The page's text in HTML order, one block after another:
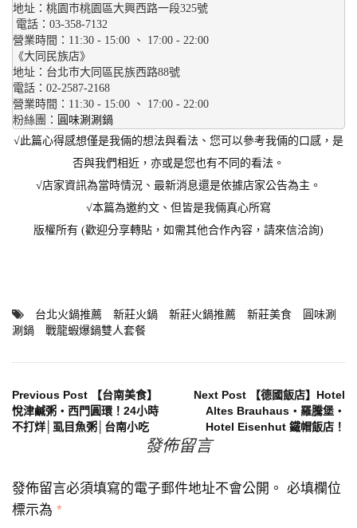
地址：桃園巿桃園區大興西路一段325號
電話：03-358-7132
營業時間：11:30 - 15:00 、 17:00 - 22:00
《大同民族店》
地址：台北巿大同區民族西路88號
電話：02-2587-2168
營業時間：11:30 - 15:00 、 17:00 - 22:00
粉絲團： 圓味涮涮鍋
√此篇心得感想僅是我倆的想法與看法、您可以參考我倆的口感，是
否與我們相近，亦或是您也有不同的看法。
√店家資訊為當時情況、最新消息還是依據店家公告為主。
√本篇為邀約文、但皆是我倆真心所寫
版權所有 (歡迎分享轉貼，如需其他合作內容，請來信洽詢)
台北火鍋推薦 新莊火鍋 新莊火鍋推薦 新莊美食
圓味涮
涮鍋
戰龍蝦爆鍋雙人套餐
文
章
覽
Previous Post 【台南美食】
悅津鹹粥‧西門圓環！24小時
不打烊│虱目魚粥│台南小吃
Next Post 【德國飯店】Hotel
Altes Brauhaus‧羅騰堡‧
Hotel Eisenhut 鐵帽飯店！
發佈留言
發佈留言必須填寫的電子郵件地址不會公開。 必填欄位
標示為 *